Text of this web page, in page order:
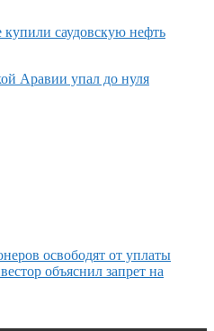
саудовскую нефть
Аравии упал до нуля
освободят от уплаты
объяснил запрет на